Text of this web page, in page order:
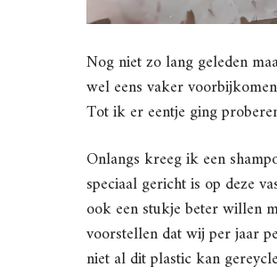
Nog niet zo lang geleden
wel eens vaker
Tot ik er eentje ging
Onlangs kreeg ik een
speciaal gericht is op deze
ook een stukje beter willen
voorstellen dat wij per jaar
niet al dit plastic kan